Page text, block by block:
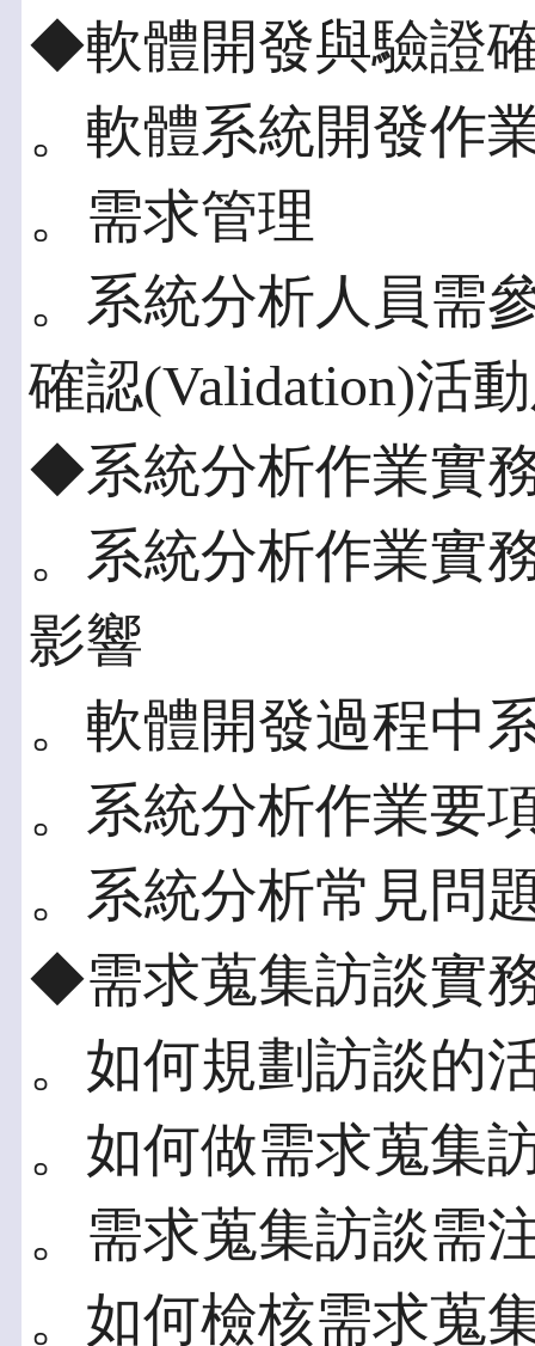
◆軟體開發與驗證
。軟體系統開發作
。需求管理
。系統分析人員需
確認(Validation)活
◆系統分析作業實
。系統分析作業實
影響
。軟體開發過程中
。系統分析作業要
。系統分析常見問
◆需求蒐集訪談實
。如何規劃訪談的
。如何做需求蒐集
。需求蒐集訪談需
。如何檢核需求蒐